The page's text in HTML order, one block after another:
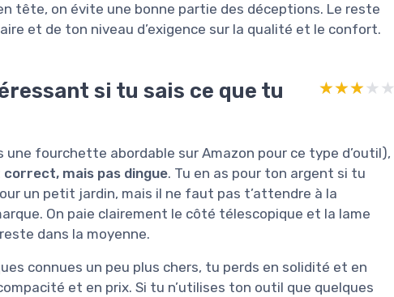
tête, on évite une bonne partie des déceptions. Le reste
et de ton niveau d’exigence sur la qualité et le confort.
si tu sais ce que tu
★★★★★
★★★★★
fourchette abordable sur Amazon pour ce type d’outil),
mais pas dingue. Tu en as pour ton argent si tu
un petit jardin, mais il ne faut pas t’attendre à la
On paie clairement le côté télescopique et la lame
dans la moyenne.
connues un peu plus chers, tu perds en solidité et en
et en prix. Si tu n’utilises ton outil que quelques